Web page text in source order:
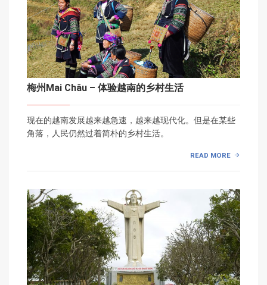
梅州Mai Châu – 体验越南的乡村生活
现在的越南发展越来越急速，越来越现代化。但是在某些
角落，人民仍然过着简朴的乡村生活。
READ MORE